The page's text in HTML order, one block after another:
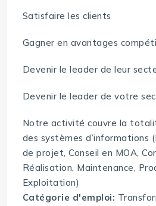
Satisfaire les clients
Gagner en avantages
Devenir le leader de leur
Devenir le leader de votre
Notre activité couvre la
des systèmes d’informations
de projet, Conseil en MOA,
Réalisation, Maintenance,
Exploitation)
Catégorie d'emploi: